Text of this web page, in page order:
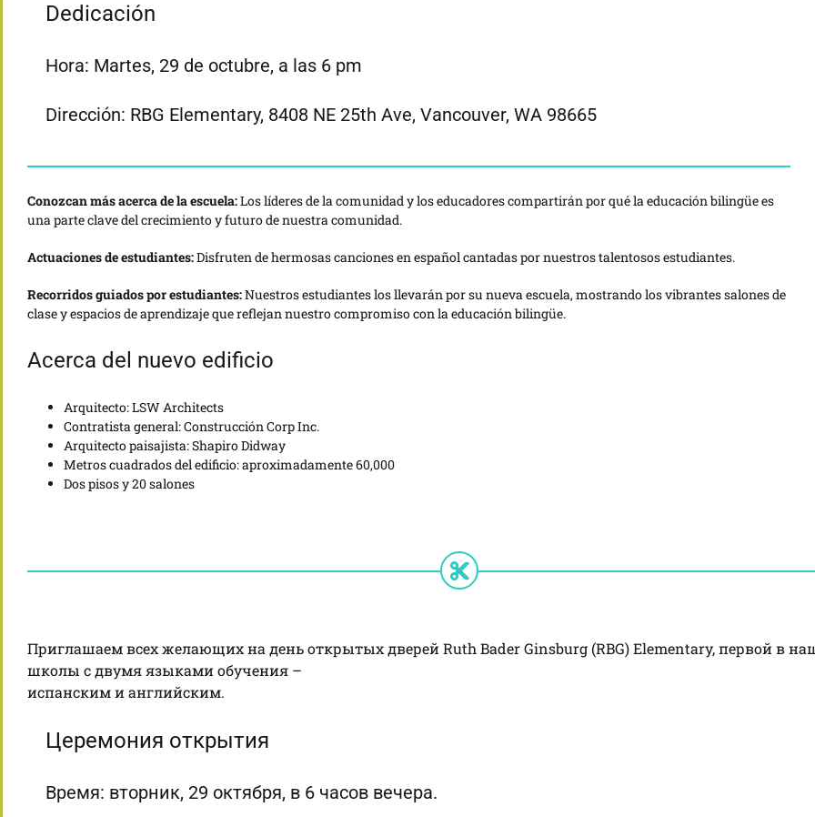
Dedicación
Hora: Martes, 29 de octubre, a las 6 pm
Dirección: RBG Elementary, 8408 NE 25th Ave, Vancouver, WA 98665
Conozcan más acerca de la escuela:Los líderes de la comunidad y los educadores compartirán por qué la educación bilingüe es
una parte clave del crecimiento y futuro de nuestra comunidad.
Actuaciones de estudiantes:Disfruten de hermosas canciones en español cantadas por nuestros talentosos estudiantes.
Recorridos guiados por estudiantes:Nuestros estudiantes los llevarán por su nueva escuela, mostrando los vibrantes salones de
clase y espacios de aprendizaje que reflejan nuestro compromiso con la educación bilingüe.
Acerca del nuevo edificio
Arquitecto: LSW Architects
Contratista general: Construcción Corp Inc.
Arquitecto paisajista: Shapiro Didway
Metros cuadrados del edificio: aproximadamente 60,000
Dos pisos y 20 salones
Приглашаем всех желающих на день открытых дверей Ruth Bader Ginsburg (RBG) Elementary, первой в
школы с двумя языками обучения –
испанским и английским.
Церемония открытия
Время: вторник, 29 октября, в 6 часов вечера.